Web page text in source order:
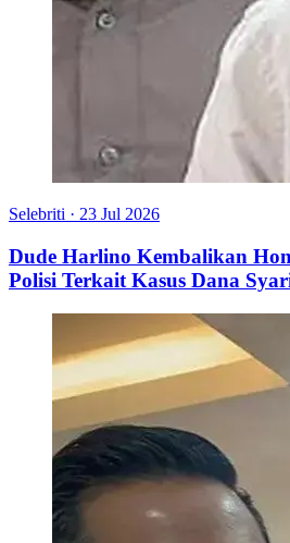
Selebriti · 23 Jul 2026
Dude Harlino Kembalikan
Polisi Terkait Kasus Dana